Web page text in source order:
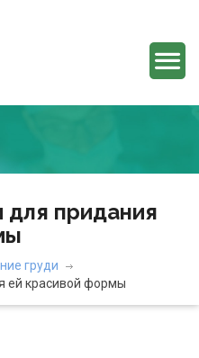
для придания
груди
ей красивой формы